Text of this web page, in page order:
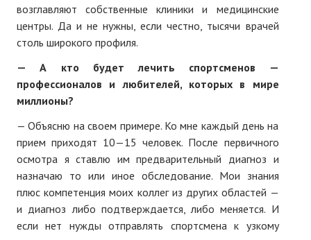
возглавляют собственные клиники и медицинские
центры. Да и не нужны, если честно, тысячи врачей
столь широкого профиля.
— А кто будет лечить спортсменов —
профессионалов и любителей, которых в мире
миллионы?
— Объясню на своем примере. Ко мне каждый день на
прием приходят 10—15 человек. После первичного
осмотра я ставлю им предварительный диагноз и
назначаю то или иное обследование. Мои знания
плюс компетенция моих коллег из других областей —
и диагноз либо подтверждается, либо меняется. И
если нет нужды отправлять спортсмена к узкому